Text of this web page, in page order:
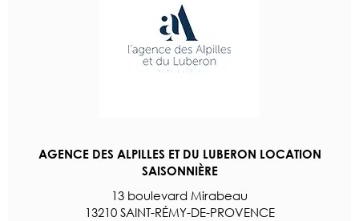
AGENCE DES ALPILLES ET DU LUBERON LOCATION
SAISONNIÈRE
13 boulevard Mirabeau
13210 SAINT-RÉMY-DE-PROVENCE